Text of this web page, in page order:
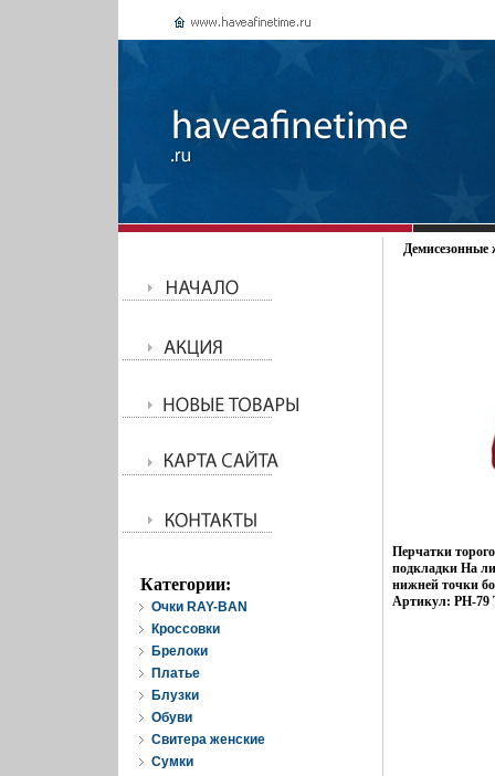
Категории:
Очки RAY-BAN
Кроссовки
Брелоки
Платье
Блузки
Обуви
Свитера женские
Cумки
Демисезонные
Перчатки
подкладки На
нижней точки
Артикул: PH-79